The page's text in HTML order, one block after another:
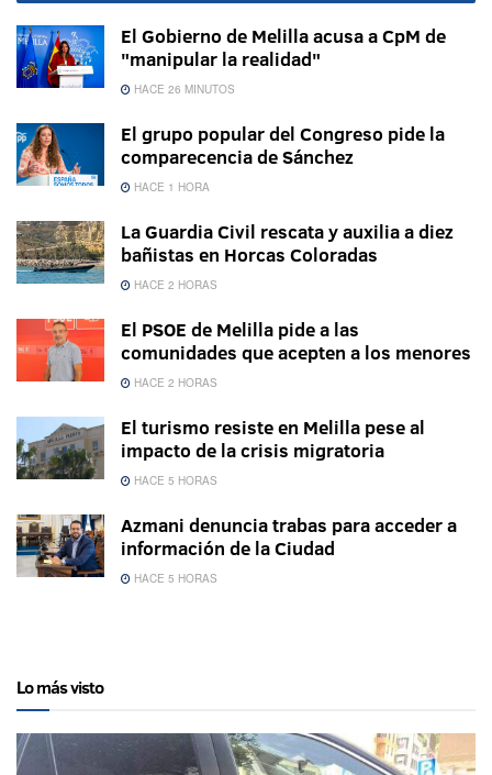
El Gobierno de Melilla acusa a CpM de
"manipular la realidad"
HACE 26 MINUTOS
El grupo popular del Congreso pide la
comparecencia de Sánchez
HACE 1 HORA
La Guardia Civil rescata y auxilia a diez
bañistas en Horcas Coloradas
HACE 2 HORAS
El PSOE de Melilla pide a las
comunidades que acepten a los menores
HACE 2 HORAS
El turismo resiste en Melilla pese al
impacto de la crisis migratoria
HACE 5 HORAS
Azmani denuncia trabas para acceder a
información de la Ciudad
HACE 5 HORAS
Lo más visto